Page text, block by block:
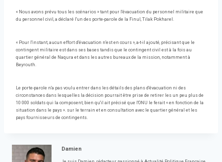
« Nous avons prévu tous les scénarios » tant pour l'évacuation du personnel militaire que
du personnel civil, a déclaré l'un des porte-parole de la Finul, Tilak Pokharel.
« Pour l'instant, aucun effort d'évacuation n'est en cours », a-t-il ajouté, précisant que le
contingent militaire est dans ses bases tandis que le contingent civil est à la fois au
quartier général de Naqura et dans les autres bureaux de la mission, notamment à
Beyrouth.
Le porte-parole n'a pas voulu entrer dans les détails des plans d'évacuation ni des
circonstances dans lesquelles la décision pourrait être prise de retirer les un peu plus de
10 000 soldats qui la composent, bien qu'il ait précisé que l'ONU le ferait « en fonction de la
situation dans le pays ». sur le terrain et en consultation avec le quartier général et les
pays fournisseurs de contingents.
Damien